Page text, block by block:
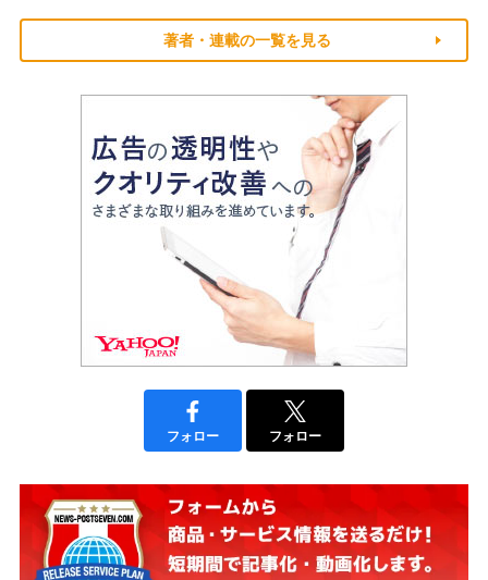
著者・連載の一覧を見る
フォロー フォロー